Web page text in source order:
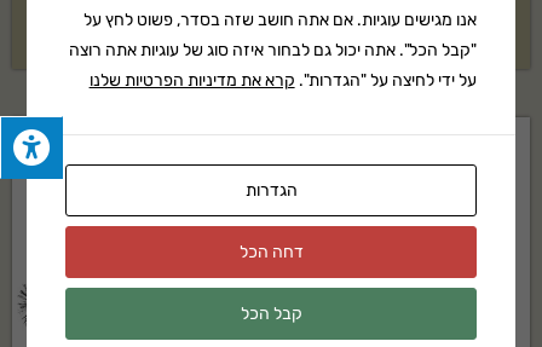
₪12,433 בקשה להצעת מחיר
אנו מגישים עוגיות. אם אתה חושב שזה בסדר, פשוט לחץ על
"קבל הכל". אתה יכול גם לבחור איזה סוג של עוגיות אתה רוצה
על ידי לחיצה על "הגדרות". קרא את מדיניות הפרטיות שלנו
הגדרות
דחה הכל
קבל הכל